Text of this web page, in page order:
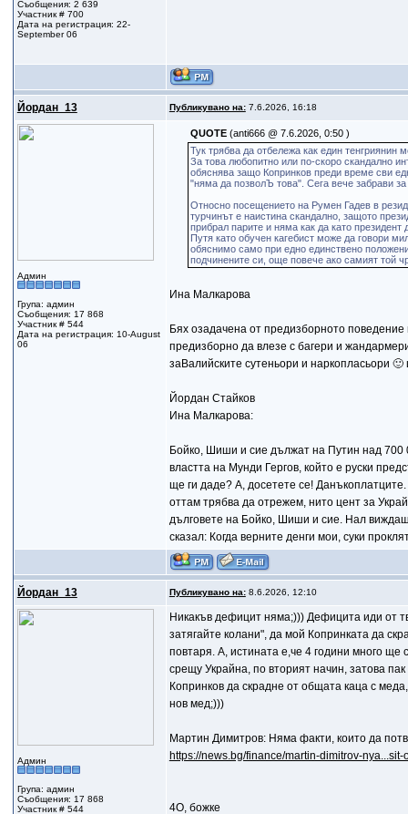
Съобщения: 2 639
Участник # 700
Дата на регистрация: 22-
September 06
Йордан_13 Публикувано на:7.6.2026, 16:18
Админ
Група: админ
Съобщения: 17 868
Участник # 544
Дата на регистрация: 10-August
06
QUOTE (anti666 @ 7.6.2026, 0:50 )
Тук трябва да отбележа как един
За това любопитно или по-скоро скандално
обяснява защо Копринков преди време сви
"няма да позволЪ това". Сега вече забрави
Относно посещението на Румен Гадев в
турчинът е наистина скандално, защото
прибрал парите и няма как да като
Путя като обучен кагебист може да говори
обяснимо само при едно единствено
подчинените си, още повече ако самият той
Ина Малкарова
Бях озадачена от предизборното поведение
предизборно да влезе с багери и
заВалийските сутеньори и наркопласьори
Йордан Стайков
Ина Малкарова:
Бойко, Шиши и сие дължат на Путин над 700
властта на Мунди Гергов, който е руски
ще ги даде? А, досетете се!
оттам трябва да отрежем, нито цент за
дълговете на Бойко, Шиши и сие. Нал
сказал: Когда верните денги мои, суки
Йордан_13 Публикувано на:8.6.2026, 12:10
Админ
Група: админ
Съобщения: 17 868
Участник # 544
Никакъв дефицит няма;))) Дефицита иди от
затягайте колани", да мой Копринката да
повтаря. А, истината е,че 4 години много
срещу Украйна, по вторият начин, затова
Копринков да скрадне от общата каца с
нов мед;)))
Мартин Димитров: Няма факти, които да
https://news.bg/finance/martin-dimitrov-nya...sit-
4О, божке